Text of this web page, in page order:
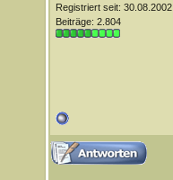
Registriert seit: 30.08.2002
Beiträge: 2.804